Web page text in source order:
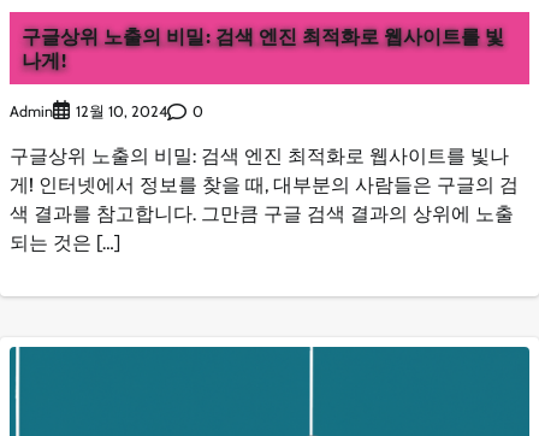
구글상위 노출의 비밀: 검색 엔진 최적화로 웹사이트를 빛
나게!
Admin 12월 10, 2024 0
구글상위 노출의 비밀: 검색 엔진 최적화로 웹사이트를 빛나
게! 인터넷에서 정보를 찾을 때, 대부분의 사람들은 구글의 검
색 결과를 참고합니다. 그만큼 구글 검색 결과의 상위에 노출
되는 것은 […]